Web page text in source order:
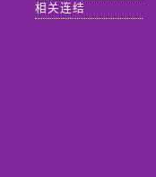
相关连结